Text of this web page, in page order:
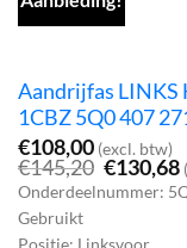
Aandrijfas LINKS
1CBZ 5Q0 407
€108,00 (excl. btw)
€145,20
prijs
€130,68
Onderdeelnummer:
Gebruikt